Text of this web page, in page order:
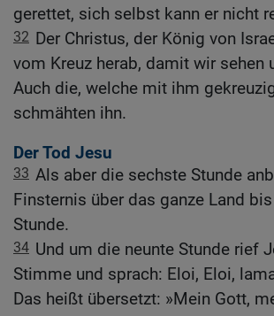
gerettet, sich selbst kann er nicht
32 Der Christus, der König von
vom Kreuz herab, damit wir sehen
Auch die, welche mit ihm
schmähten ihn.
Der Tod Jesu
33 Als aber die sechste Stunde
Finsternis über das ganze Land
Stunde.
34 Und um die neunte Stunde rief
Stimme und sprach: Eloi, Eloi,
Das heißt übersetzt: »Mein Gott,